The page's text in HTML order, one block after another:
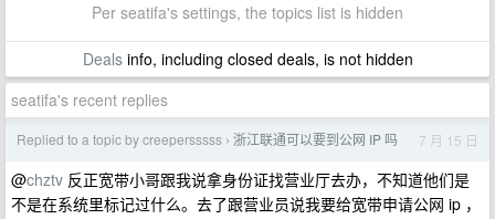
Per seatifa's settings, the topics list is hidden
Dealsinfo, including closed deals, is not hidden
seatifa's recent replies
Replied to a topic by creepersssss › 浙江联通可以要到公网 IP 吗 7 月 15 日
@chztv 反正宽带小哥跟我说拿身份证找营业厅去办，不知道他们是
不是在系统里标记过什么。去了跟营业员说我要给宽带申请公网 ip ，